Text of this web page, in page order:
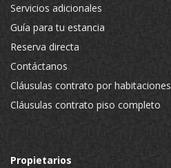
Servicios adicionales
Guía para tu estancia
Reserva directa
Contáctanos
Cláusulas contrato por habitaciones
Cláusulas contrato piso completo
Propietarios